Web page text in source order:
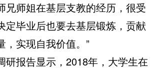
兄师姐在基层支教的经历，很受
定毕业后也要去基层锻炼，贡献
，实现自我价值。”
报告显示，2018年，大学生在